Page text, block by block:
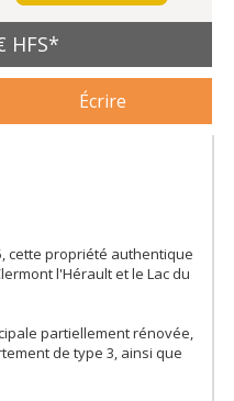
HFS*
Écrire
cette propriété authentique
l'Hérault et le Lac du
partiellement rénovée,
de type 3, ainsi que